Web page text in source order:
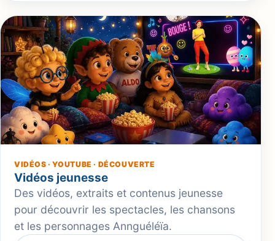
VIDÉOS · YOUTUBE · DÉCOUVERTE
Vidéos jeunesse
Des vidéos, extraits et contenus jeunesse
pour découvrir les spectacles, les chansons
et les personnages Annguéléïa.